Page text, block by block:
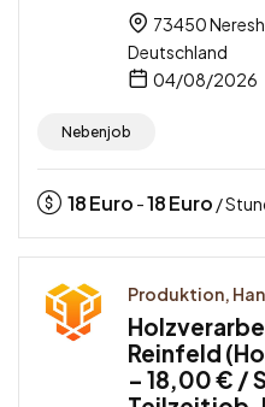
73450
Deutschland
04/08/2026
Nebenjob
18Euro -18Euro /
Produktion,
Reinfeld
– 18,00 € /